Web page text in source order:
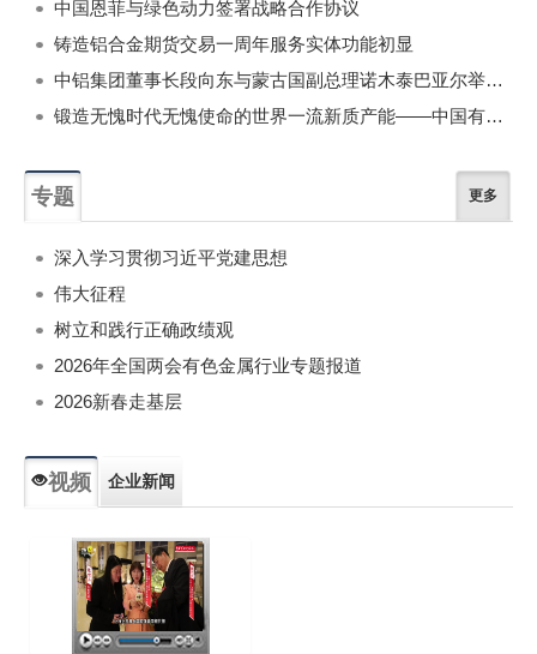
中国恩菲与绿色动力签署战略合作协议
铸造铝合金期货交易一周年服务实体功能初显
中铝集团董事长段向东与蒙古国副总理诺木泰巴亚尔举行会谈
锻造无愧时代无愧使命的世界一流新质产能——中国有色金属工业的战略应对与破局之道（二）
专题 更多
深入学习贯彻习近平党建思想
伟大征程
树立和践行正确政绩观
2026年全国两会有色金属行业专题报道
2026新春走基层
视频 企业新闻